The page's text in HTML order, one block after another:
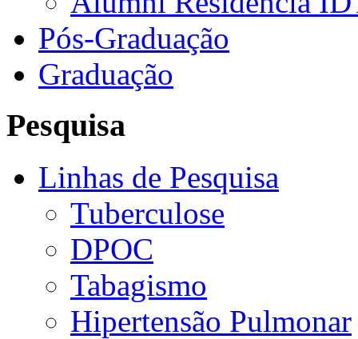
Pós-Graduação
Graduação
Pesquisa
Linhas de Pesquisa
Tuberculose
DPOC
Tabagismo
Hipertensão Pulmonar